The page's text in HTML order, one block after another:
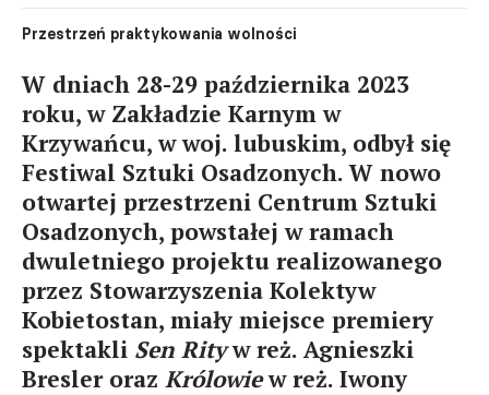
Przestrzeń praktykowania wolności
W dniach 28-29 października 2023
roku, w Zakładzie Karnym w
Krzywańcu, w woj. lubuskim, odbył się
Festiwal Sztuki Osadzonych. W nowo
otwartej przestrzeni Centrum Sztuki
Osadzonych, powstałej w ramach
dwuletniego projektu realizowanego
przez Stowarzyszenia Kolektyw
Kobietostan, miały miejsce premiery
spektakli Sen Rityw reż. Agnieszki
Bresler oraz Królowiew reż. Iwony